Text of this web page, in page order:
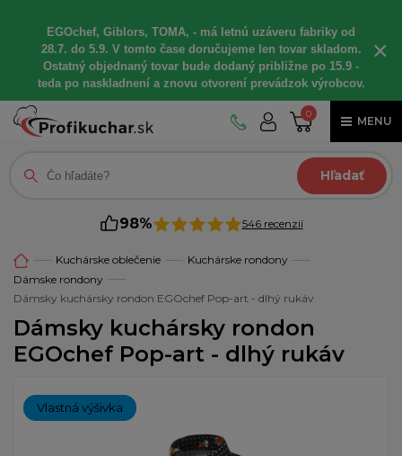
EGOchef, Giblors, TOMA, - má letnú uzáveru fabriky od
28.7. do 5.9. V tomto čase doručujeme len tovar skladom.
Ostatný objednaný tovar bude dodaný približne po 15.9 -
teda po naskladnení a znovu otvorení prevádzok výrobcov.
×
0
MENU
Hľadať
98% 546 recenzií
Kuchárske oblečenie
Kuchárske rondony
Dámske rondony
Dámsky kuchársky rondon EGOchef Pop-art - dlhý rukáv
Dámsky kuchársky rondon
EGOchef Pop-art - dlhý rukáv
Vlastná výšivka